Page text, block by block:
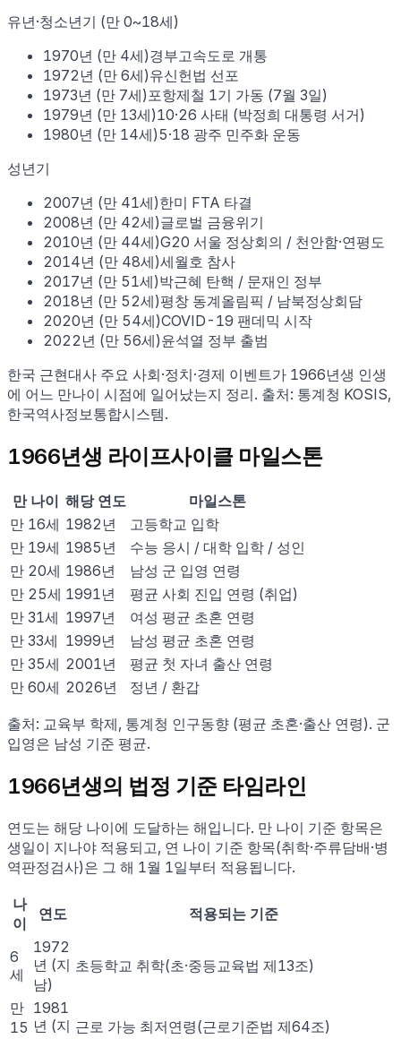
유년·청소년기 (만 0~18세)
1970년 (만 4세)경부고속도로 개통
1972 년 (만 6세)유신헌법 선포
1973년 (만 7세) 포항제철 1기 가동 (7월 3일)
1979년 (만 13세)10·26 사태 (박정희 대통령 서거)
1980년 (만 14세)5·18 광주 민주화 운동
성년기
2007년 (만 41세)한미 FTA 타결
2008년 (만 42세)글로벌 금융위기
2010년 (만 44세)G20 서울 정상회의 / 천안함·연평도
2014년 (만 48세)세월호 참사
2017년 (만 51세)박근혜 탄핵 / 문재인 정부
2018년 (만 52세)평창 동계올림픽 / 남북정상회담
2020년 (만 54세)COVID-19 팬데믹 시작
2022 년 (만 56세)윤석열 정부 출범
한국 근현대사 주요 사회·정치·경제 이벤트가 1966년생 인생
에 어느 만나이 시점에 일어났는지 정리. 출처: 통계청 KOSIS,
한국역사정보통합시스템.
1966년생 라이프사이클 마일스톤
만 나이 해당 연도
마일스톤
만 16세 1982 년
고등학교 입학
만 19세 1985 년
수능 응시 / 대학 입학 / 성인
만 20세 1986년
남성 군 입영 연령
만 25세 1991년
평균 사회 진입 연령 (취업)
만 31세 1997년
여성 평균 초혼 연령
만 33세 1999년
남성 평균 초혼 연령
만 35세 2001년
평균 첫 자녀 출산 연령
만 60세 2026년 정년 / 환갑
출처: 교육부 학제, 통계청 인구동향 (평균 초혼·출산 연령). 군
입영은 남성 기준 평균.
1966년생의 법정 기준 타임라인
연도는 해당 나이에 도달하는 해입니다. 만 나이 기준 항목은
생일이 지나야 적용되고, 연 나이 기준 항목(취학·주류담배·병
역판정검사)은 그 해 1월 1일부터 적용됩니다.
나
이
연도 적용되는 기준
6
세
1972
년 (지
남)
초등학교 취학(초·중등교육법 제13조)
만
15
1981
년 (지 근로 가능 최저연령(근로기준법 제64조)